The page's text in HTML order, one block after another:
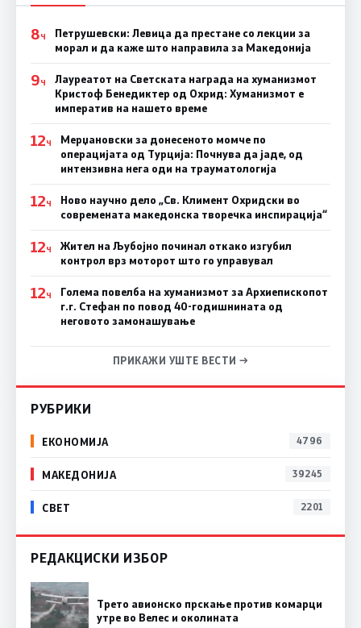
8Ч
Петрушевски: Левица да престане со лекции за
морал и да каже што направила за Македонија
9Ч
Лауреатот на Светската награда на хуманизмот
Кристоф Бенедиктер од Охрид: Хуманизмот е
императив на нашето време
12Ч
Мерџановски за донесеното момче по
операцијата од Турција: Почнува да јаде, од
интензивна нега оди на трауматологија
12Ч
Ново научно дело „Св. Климент Охридски во
современата македонска творечка инспирација“
12Ч
Жител на Љубојно починал откако изгубил
контрол врз моторот што го управувал
12Ч
Голема повелба на хуманизмот за Архиепископот
г.г. Стефан по повод 40-годишнината од
неговото замонашување
ПРИКАЖИ УШТЕ ВЕСТИ →
РУБРИКИ
ЕКОНОМИЈА 4796
МАКЕДОНИЈА 39245
СВЕТ 2201
РЕДАКЦИСКИ ИЗБОР
Трето авионско прскање против комарци
утре во Велес и околината